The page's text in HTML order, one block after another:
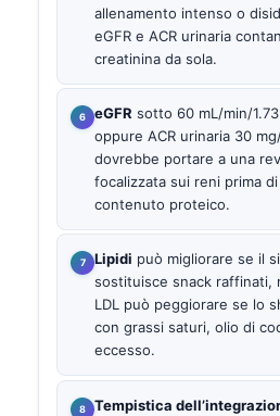
allenamento intenso o
eGFR e ACR urinaria
creatinina da sola.
eGFR sotto 60 mL/min/
oppure ACR urinaria 30
dovrebbe portare a una
focalizzata sui reni prima
contenuto proteico.
Lipidi può migliorare se il
sostituisce snack raffinati,
LDL può peggiorare se lo
con grassi saturi, olio di
eccesso.
Tempistica